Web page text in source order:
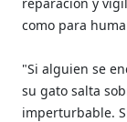
como para
"Si alguien se
su gato salta
imperturbable.